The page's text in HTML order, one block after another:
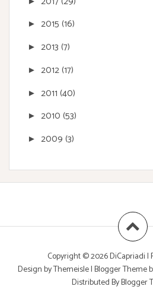
► 2015 (16)
► 2013 (7)
► 2012(17)
► 2011 (40)
► 2010 (53)
► 2009 (3)
Copyright ©2026DiCapriadi|
Design byThemeisle| Blogger Theme
Distributed ByBlogger